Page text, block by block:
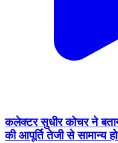
कलेक्टर सुधीर कोचर ने
की आपूर्ति तेजी से सामान्य